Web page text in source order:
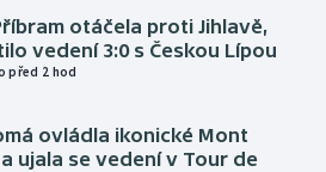
otáčela proti Jihlavě,
vedení 3:0 s Českou Lípou
před 2 hod
ovládla ikonické Mont
ujala se vedení v Tour de